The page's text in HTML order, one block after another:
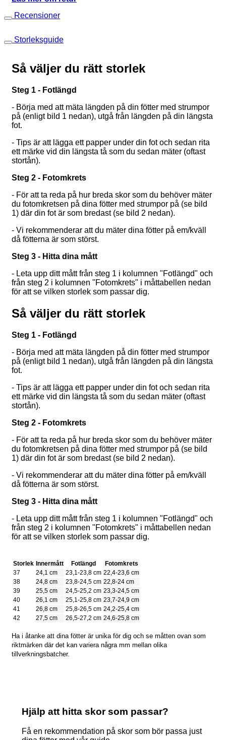
Recensioner
Storleksguide
Så väljer du rätt storlek
Steg 1 - Fotlängd
- Börja med att mäta längden på din fötter med strumpor
på (enligt bild 1 nedan), utgå från längden på din längsta
fot.
- Tips är att lägga ett papper under din fot och sedan rita
ett märke vid din längsta tå som du sedan mäter (oftast
stortån).
Steg 2 - Fotomkrets
- För att ta reda på hur breda skor som du behöver mäter
du fotomkretsen på dina fötter med strumpor på (se bild
1) där din fot är som bredast (se bild 2 nedan).
- Vi rekommenderar att du mäter dina fötter på em/kväll
då fötterna är som störst.
Steg 3 - Hitta dina mått
- Leta upp ditt mått från steg 1 i kolumnen "Fotlängd" och
från steg 2 i kolumnen "Fotomkrets" i måttabellen nedan
för att se vilken storlek som passar dig.
Så väljer du rätt storlek
Steg 1 - Fotlängd
- Börja med att mäta längden på din fötter med strumpor
på (enligt bild 1 nedan), utgå från längden på din längsta
fot.
- Tips är att lägga ett papper under din fot och sedan rita
ett märke vid din längsta tå som du sedan mäter (oftast
stortån).
Steg 2 - Fotomkrets
- För att ta reda på hur breda skor som du behöver mäter
du fotomkretsen på dina fötter med strumpor på (se bild
1) där din fot är som bredast (se bild 2 nedan).
- Vi rekommenderar att du mäter dina fötter på em/kväll
då fötterna är som störst.
Steg 3 - Hitta dina mått
- Leta upp ditt mått från steg 1 i kolumnen "Fotlängd" och
från steg 2 i kolumnen "Fotomkrets" i måttabellen nedan
för att se vilken storlek som passar dig.
Storlek Innermått Fotlängd
Fotomkrets
37
24,1 cm 23,1-23,8 cm 22,4-23,6 cm
38
24,8 cm 23,8-24,5 cm 22,8-24 cm
39
25,5 cm 24,5-25,2 cm 23,3-24,5 cm
40
26,1 cm 25,1-25,8 cm 23,7-24,9 cm
41
26,8 cm 25,8-26,5 cm 24,2-25,4 cm
42
27,5 cm 26,5-27,2 cm 24,6-25,8 cm
Ha i åtanke att dina fötter är unika för dig och se måtten ovan som
riktmärken där det kan variera några mm mellan olika
tillverkningsbatcher.
Hjälp att hitta skor som passar?
Få en rekommendation på skor som bör passa just